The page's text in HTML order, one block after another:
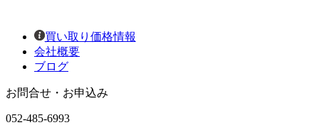
買い取り価格情報
会社概要
ブログ
お問合せ・お申込み
052-485-6993